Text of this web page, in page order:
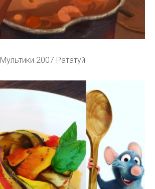
Мультики 2007 Рататуй